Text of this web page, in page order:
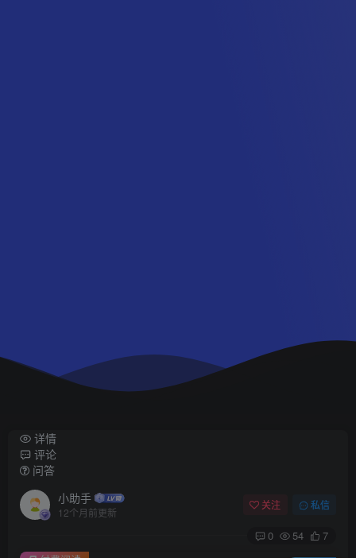
详情
评论
问答
小助手
12个月前更新
关注 私信
0 54
7